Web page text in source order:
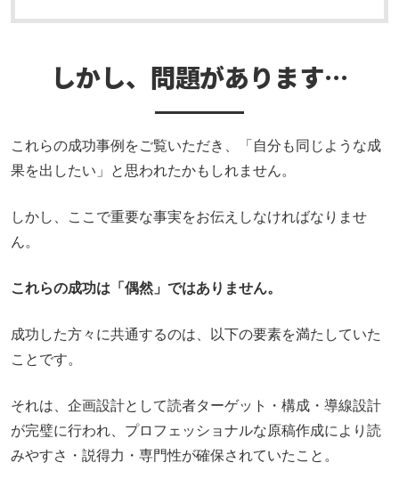
しかし、問題があります…
これらの成功事例をご覧いただき、「自分も同じような成
果を出したい」と思われたかもしれません。
しかし、ここで重要な事実をお伝えしなければなりませ
ん。
これらの成功は「偶然」ではありません。
成功した方々に共通するのは、以下の要素を満たしていた
ことです。
それは、企画設計として読者ターゲット・構成・導線設計
が完璧に行われ、プロフェッショナルな原稿作成により読
みやすさ・説得力・専門性が確保されていたこと。